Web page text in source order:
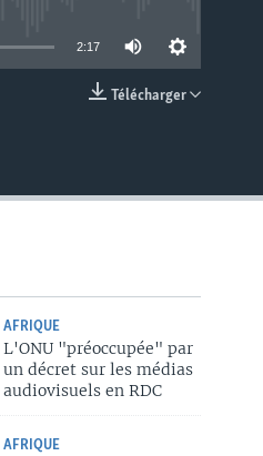
2:17
Télécharger
AFRIQUE
L'ONU "préoccupée" par
un décret sur les médias
audiovisuels en RDC
AFRIQUE